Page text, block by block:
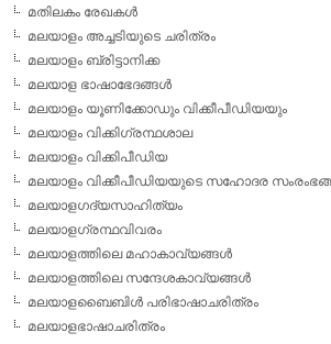
മതിലകം രേഖകള്‍
മലയാളം അച്ചടിയുടെ ചരിത്രം
മലയാളം ബ്രിട്ടാനിക്ക
മലയാള ഭാഷാഭേദങ്ങള്‍
മലയാളം യൂണിക്കോഡും വിക്കീപീഡിയയും
മലയാളം വിക്കിഗ്രന്ഥശാല
മലയാളം വിക്കിപീഡിയ
മലയാളം വിക്കീപീഡിയയുടെ സഹോദര
മലയാളഗദ്യസാഹിത്യം
മലയാളഗ്രന്ഥവിവരം
മലയാളത്തിലെ മഹാകാവ്യങ്ങള്‍
മലയാളത്തിലെ സന്ദേശകാവ്യങ്ങള്‍
മലയാളബൈബിള്‍ പരിഭാഷാചരിത്രം
മലയാളഭാഷാചരിത്രം